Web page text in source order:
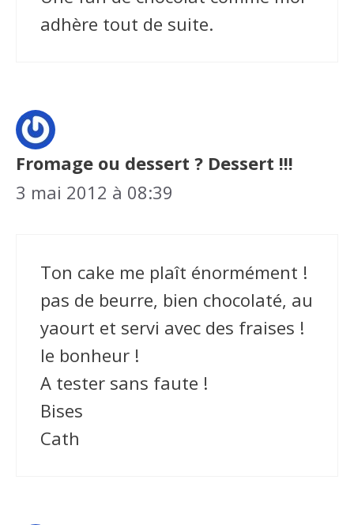
adhère tout de suite.
Fromage ou dessert ? Dessert !!!
3 mai 2012 à 08:39
Ton cake me plaît énormément !
pas de beurre, bien chocolaté, au
yaourt et servi avec des fraises !
le bonheur !
A tester sans faute !
Bises
Cath